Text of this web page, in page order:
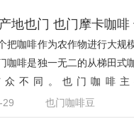
地也门 也门摩卡咖
把咖啡作为农作物进行大规
咖啡是独一无二的从梯田式
众不同。也门咖啡
29
也门咖啡豆